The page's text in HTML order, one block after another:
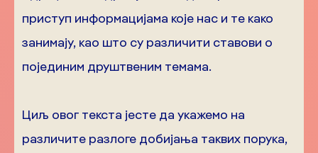
приступ информацијама које нас и те како
занимају, као што су различити ставови о
појединим друштвеним темама.
Циљ овог текста јесте да укажемо на
различите разлоге добијања таквих порука,